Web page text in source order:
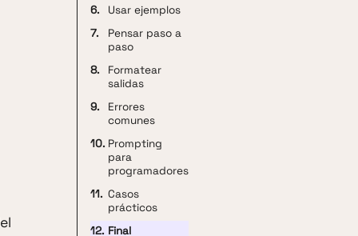
6.
Usar ejemplos
7.
Pensar paso a
paso
8.
Formatear
salidas
9.
Errores
comunes
10. Prompting
para
programadores
11. Casos
prácticos
12. Final